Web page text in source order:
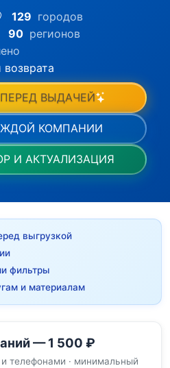
129 городов
90 регионов
ВЫДАЧЕЙ
КОМПАНИИ
И АКТУАЛИЗАЦИЯ
выгрузкой
фильтры
и материалам
— 1 500 ₽
телефонами · минимальный